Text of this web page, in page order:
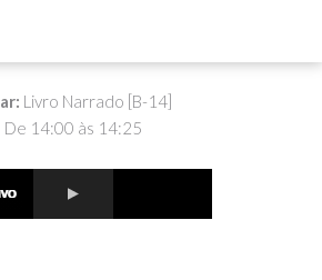
Livro Narrado [B-14]
De 14:00 às 14:25